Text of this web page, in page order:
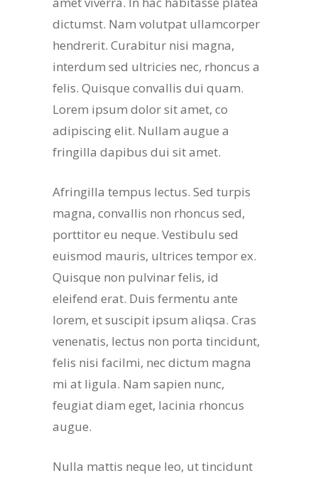
dictumst. Nam volutpat ullamcorper
hendrerit. Curabitur nisi magna,
interdum sed ultricies nec, rhoncus a
felis. Quisque convallis dui quam.
Lorem ipsum dolor sit amet, co
adipiscing elit. Nullam augue a
fringilla dapibus dui sit amet.
Afringilla tempus lectus. Sed turpis
magna, convallis non rhoncus sed,
porttitor eu neque. Vestibulu sed
euismod mauris, ultrices tempor ex.
Quisque non pulvinar felis, id
eleifend erat. Duis fermentu ante
lorem, et suscipit ipsum aliqsa. Cras
venenatis, lectus non porta tincidunt,
felis nisi facilmi, nec dictum magna
mi at ligula. Nam sapien nunc,
feugiat diam eget, lacinia rhoncus
augue.
Nulla mattis neque leo, ut tincidunt